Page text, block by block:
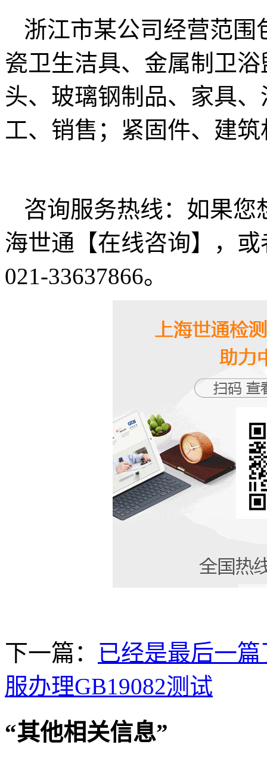
浙江市某公司经营范围
瓷卫生洁具、金属制卫
头、玻璃钢制品、家具
工、销售；紧固件、建
咨询服务热线：如果您
海世通【在线咨询】，
021-33637866。
下一篇： 已经是最后一篇
服办理GB19082测试
“其他相关信息”